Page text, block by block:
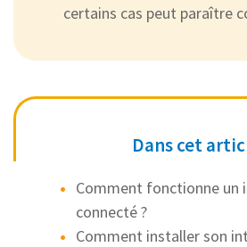
certains cas peut paraître
Dans cet
Comment fonctionne un
connecté ?
Comment installer son